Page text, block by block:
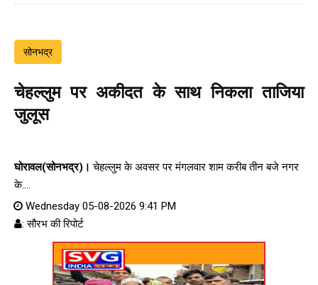
सोनभद्र
चेहल्लुम पर अकीदत के साथ निकला ताजिया
जुलूस
घोरावल(सोनभद्र)। चेहल्लुम के अवसर पर मंगलवार शाम करीब तीन बजे नगर
के....
Wednesday 05-08-2026 9:41 PM
: सौरभ की रिपोर्ट